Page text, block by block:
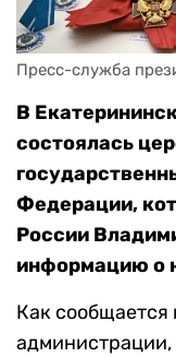
Пресс-служба
В
состоялась
Федерации,
России
информацию о
Как сообщается